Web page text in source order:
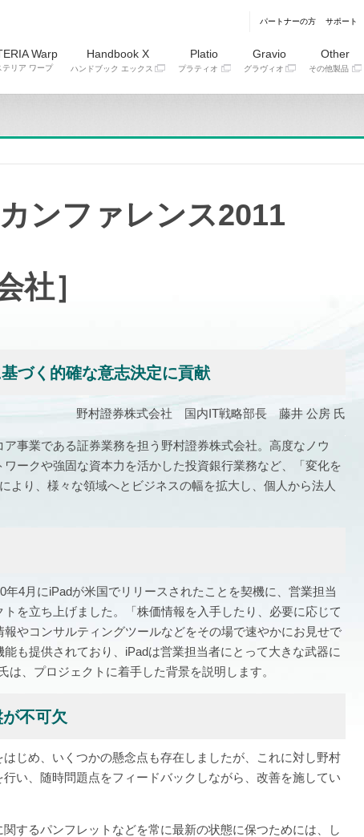
パートナーの方 サポート
Warp
テリア ワープ
Handbook X
ハンドブック エックス
Platio
プラティオ
Gravio
グラヴィオ
Other
その他製品
ンファレンス2011
社］
づく的確な意志決定に貢献
野村證券株式会社 国内IT戦略部長 藤井 公房 氏
事業である証券業務を担う野村證券株式会社。高度なノウ
ークや強固な資本力を活かした投資銀行業務など、「変化を
より、様々な領域へとビジネスの幅を拡大し、個人から法人
4月にiPadが米国でリリースされたことを契機に、営業担当
を立ち上げました。「株価情報を入手したり、必要に応じて
やコンサルティングツールなどをその場で速やかにお見せで
も提供されており、iPadは営業担当者にとって大きな武器に
、プロジェクトに着手した背景を説明します。
不可欠
じめ、いくつかの懸念点も存在しましたが、これに対し野村
い、随時問題点をフィードバックしながら、改善を施してい
するパンフレットなどを常に最新の状態に保つためには、し